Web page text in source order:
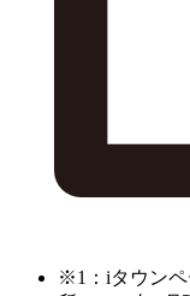
※1：iタウンペ